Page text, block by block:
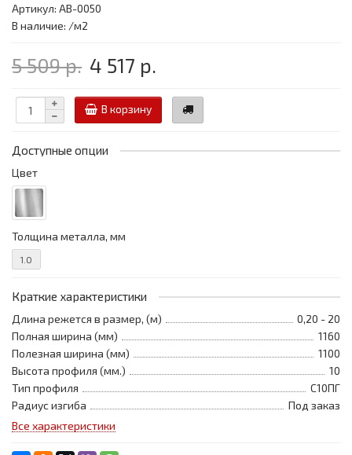
Артикул: АВ-0050
В наличие: /м2
5 509 р. 4 517 р.
В корзину
Доступные опции
Цвет
Толщина металла, мм
1.0
Краткие характеристики
Длина режется в размер, (м)
0,20 - 20
Полная ширина (мм)
1160
Полезная ширина (мм)
1100
Высота профиля (мм.)
10
Тип профиля
С10ПГ
Радиус изгиба
Под заказ
Все характеристики